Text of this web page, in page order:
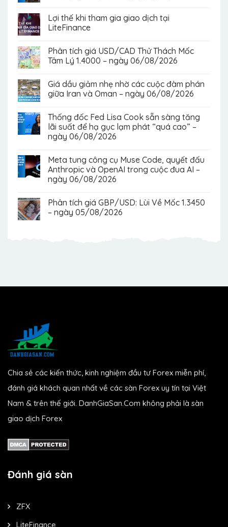
Lợi thế khi tham gia giao dịch tại
LiteFinance
Phân tích giá USD/CAD Thử Thách Mốc
Tâm Lý 1.4000 – ngày 06/08/2026
Giá dầu giảm nhẹ nhờ các cuộc đàm phán
giữa Iran và Oman – ngày 06/08/2026
Thống đốc Fed Lisa Cook sẵn sàng tăng
lãi suất để hạ gục lạm phát “quá cao” –
ngày 06/08/2026
Meta tung công cụ Muse Code, quyết đấu
Anthropic và OpenAI trong cuộc đua AI –
ngày 06/08/2026
Phân tích giá GBP/USD: Lùi Về Mốc 1.3450
– ngày 05/08/2026
Chia sẻ các kiến thức, kinh nghiệm đầu tư Forex miễn phí,
đánh giá khách quan nhất về các sàn Forex uy tín tại Việt
Nam & trên thế giới. DanhGiaSan.Com không phải là sàn
giao dịch Forex
Đánh giá sàn
ZFX
LiteFinance